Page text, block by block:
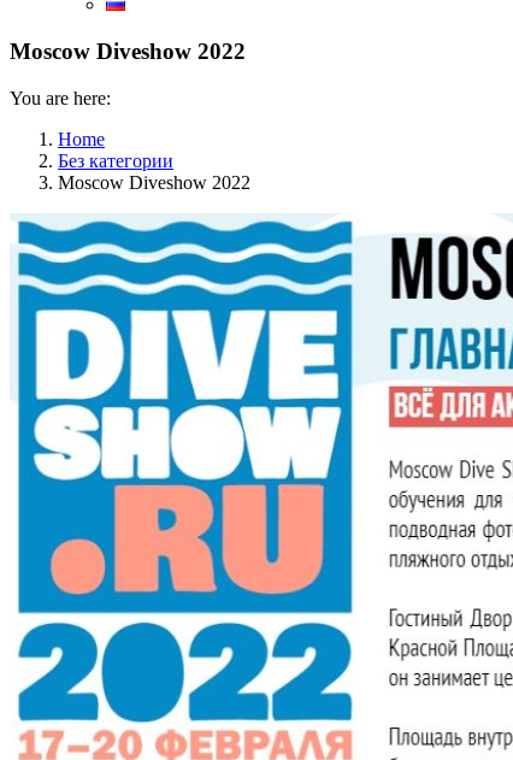
Moscow Diveshow 2022
You are here:
Home
Без категории
Moscow Diveshow 2022